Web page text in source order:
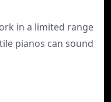
in a limited range
pianos can sound